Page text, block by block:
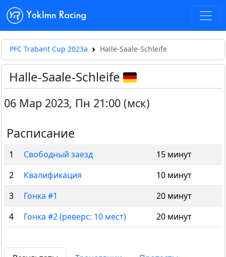
Yoklmn Racing
PFC Trabant Cup 2023a Halle-Saale-Schleife
Halle-Saale-Schleife
06 Мар 2023, Пн 21:00 (мск)
Расписание
1 Свободный заезд
15 минут
2
Квалификация
10 минут
3
Гонка #1
20 минут
4
Гонка #2 (реверс: 10 мест) 20 минут